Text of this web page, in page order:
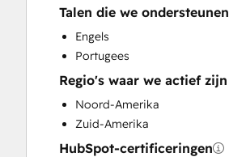
Talen die we ondersteunen
Engels
Portugees
Regio's waar we actief zijn
Noord-Amerika
Zuid-Amerika
HubSpot-certificeringen